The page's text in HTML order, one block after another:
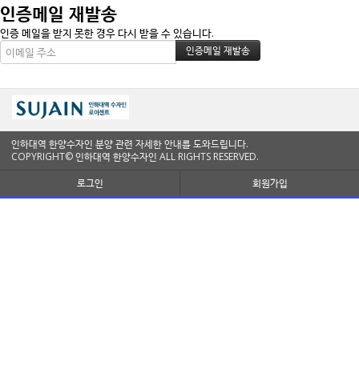
인증메일 재발송
인증 메일을 받지 못한 경우 다시 받을 수 있습니다.
인하대역 한양수자인 분양 관련 자세한 안내를 도와드립니다.
COPYRIGHT© 인하대역 한양수자인 ALL RIGHTS RESERVED.
로그인
회원가입